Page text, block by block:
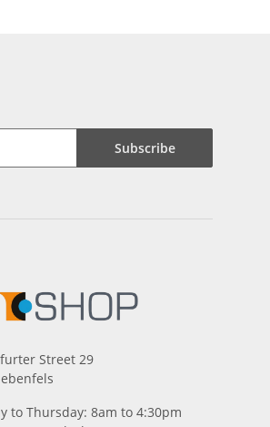
Subscribe
Street 29
to Thursday: 8am to 4:30pm